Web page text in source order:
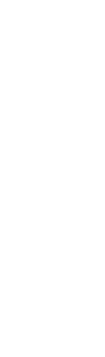
mit Abstand
sie als zentralen und
erfährst du, welche
Nachteile sie aber
tun kannst,
ob Fasten ohne